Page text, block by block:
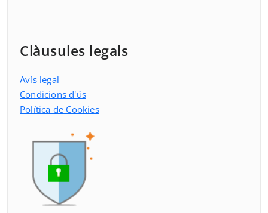
Clàusules legals
Avís legal
Condicions d'ús
Política de Cookies